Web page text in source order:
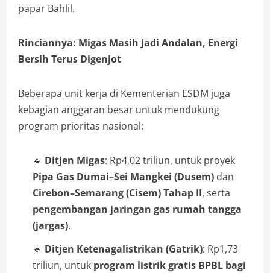
papar Bahlil.
Rinciannya: Migas Masih Jadi Andalan, Energi
Bersih Terus Digenjot
Beberapa unit kerja di Kementerian ESDM juga
kebagian anggaran besar untuk mendukung
program prioritas nasional:
🔹 Ditjen Migas: Rp4,02 triliun, untuk proyek
Pipa Gas Dumai–Sei Mangkei (Dusem) dan
Cirebon–Semarang (Cisem) Tahap II, serta
pengembangan jaringan gas rumah tangga
(jargas).
🔹 Ditjen Ketenagalistrikan (Gatrik): Rp1,73
triliun, untuk program listrik gratis BPBL bagi